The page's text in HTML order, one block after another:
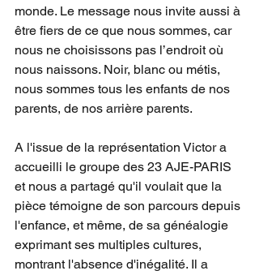
monde. Le message nous invite aussi à
être fiers de ce que nous sommes, car
nous ne choisissons pas l’endroit où
nous naissons. Noir, blanc ou métis,
nous sommes tous les enfants de nos
parents, de nos arrière parents.
A l'issue de la représentation Victor a
accueilli le groupe des 23 AJE-PARIS
et nous a partagé qu'il voulait que la
pièce témoigne de son parcours depuis
l'enfance, et même, de sa généalogie
exprimant ses multiples cultures,
montrant l'absence d'inégalité. Il a